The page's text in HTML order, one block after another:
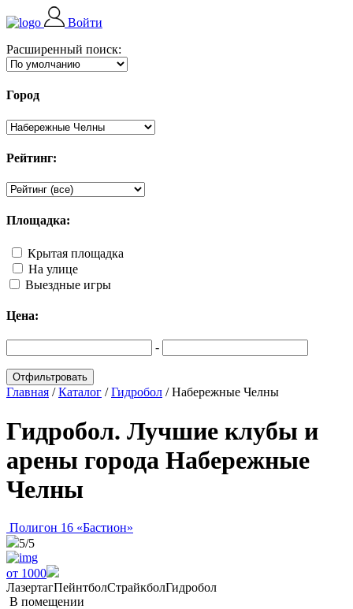
Войти
Расширенный поиск:
Город
Рейтинг:
Площадка:
Крытая площадка
На улице
Выездные игры
Цена:
-
Главная /Каталог /Гидробол /Набережные Челны
Гидробол. Лучшие клубы и
арены города Набережные
Челны
Полигон 16 «Бастион»
5/5
от 1000
ЛазертагПейнтболСтрайкболГидробол
В помещении